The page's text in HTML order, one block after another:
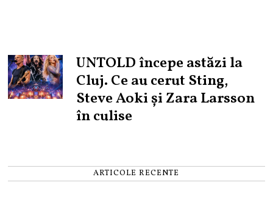
UNTOLD începe astăzi la
Cluj. Ce au cerut Sting,
Steve Aoki și Zara Larsson
în culise
ARTICOLE RECENTE